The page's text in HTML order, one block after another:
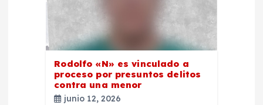
Rodolfo «N» es vinculado a
proceso por presuntos delitos
contra una menor
junio 12, 2026